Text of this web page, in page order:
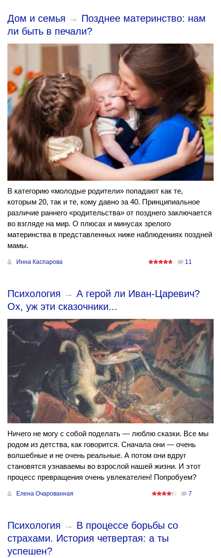
Дом и семья → Позднее материнство: нам
ли быть в печали?
В категорию «молодые родители» попадают как те,
которым 20, так и те, кому давно за 40. Принципиальное
различие раннего «родительства» от позднего заключается
во взгляде на мир. О плюсах и минусах зрелого
материнства в представленных ниже наблюдениях поздней
мамы.
Инна Каспарова 11
Психология → А герой ли Иван-Царевич?
Ох, уж эти сказочники...
Ничего не могу с собой поделать — люблю сказки. Все мы
родом из детства, как говорится. Сначала они — очень
волшебные и не очень реальные. А потом они вдруг
становятся узнаваемы во взрослой нашей жизни. И этот
процесс превращения очень увлекателен! Попробуем?
Елена Очарованная 7
Психология → В процессе борьбы со
страхами. История четвертая: а ты
успешен?